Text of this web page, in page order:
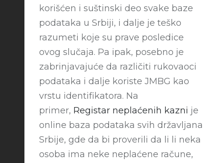
korišćen i suštinski deo svake baze
podataka u Srbiji, i dalje je teško
razumeti koje su prave posledice
ovog slučaja. Pa ipak, posebno je
zabrinjavajuće da različiti rukovaoci
podataka i dalje koriste JMBG kao
vrstu identifikatora. Na
primer, Registar neplaćenih kazni je
online baza podataka svih državljana
Srbije, gde da bi proverili da li li neka
osoba ima neke neplaćene račune,